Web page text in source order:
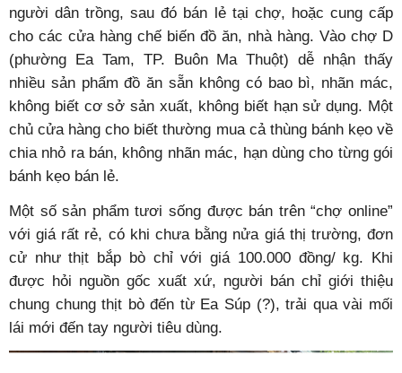
người dân trồng, sau đó bán lẻ tại chợ, hoặc cung cấp
cho các cửa hàng chế biến đồ ăn, nhà hàng. Vào chợ D
(phường Ea Tam, TP. Buôn Ma Thuột) dễ nhận thấy
nhiều sản phẩm đồ ăn sẵn không có bao bì, nhãn mác,
không biết cơ sở sản xuất, không biết hạn sử dụng. Một
chủ cửa hàng cho biết thường mua cả thùng bánh kẹo về
chia nhỏ ra bán, không nhãn mác, hạn dùng cho từng gói
bánh kẹo bán lẻ.
Một số sản phẩm tươi sống được bán trên “chợ online”
với giá rất rẻ, có khi chưa bằng nửa giá thị trường, đơn
cử như thịt bắp bò chỉ với giá 100.000 đồng/ kg. Khi
được hỏi nguồn gốc xuất xứ, người bán chỉ giới thiệu
chung chung thịt bò đến từ Ea Súp (?), trải qua vài mối
lái mới đến tay người tiêu dùng.